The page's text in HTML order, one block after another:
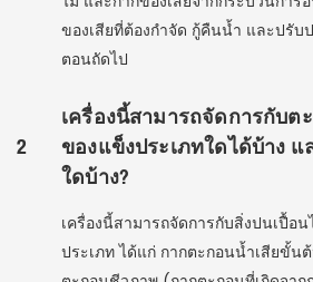
ของเสียที่ต้องกำจัด กู้คืนน้ำ และปรับ
ตอนถัดไป
2
เครื่องนี้สามารถจัดการกับต
ของแข็งประเภทใดได้บ้าง
ใดบ้าง?
เครื่องนี้สามารถจัดการกับสิ่งปนเปื้อ
ประเภท ได้แก่ กากตะกอนน้ำเสียขั้